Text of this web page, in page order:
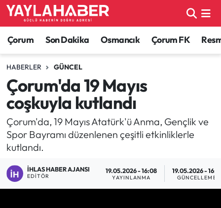
Çorum Son Dakika Osmancık Çorum FK
HABERLER GÜNCEL
Çorum'da 19 Mayıs
coşkuyla kutlandı
Çorum'da, 19 Mayıs Atatürk'ü Anma, Gençlik ve
Spor Bayramı düzenlenen çeşitli etkinliklerle
kutlandı.
İHLAS HABER AJANSI
EDITÖR
19.05.2026 - 16:08
YAYINLANMA
19.05.2026 - 16:11
GÜNCELLEME
Alaca Haberleri
Bayat Haberleri
Bilgi - Keşfet Haberleri
Bilim ve Teknoloji
Boğazkale Haberleri
Çorum Son Dakika Haberleri
Çorum Nöbetçi Eczaneler
Çorum Hava Durumu
Çorum Namaz Vakitleri
Çorum Trafik Yoğunluk Haritası
TFF 1.Lig Puan Durumu ve Fikstür
Son Dakika Haberleri